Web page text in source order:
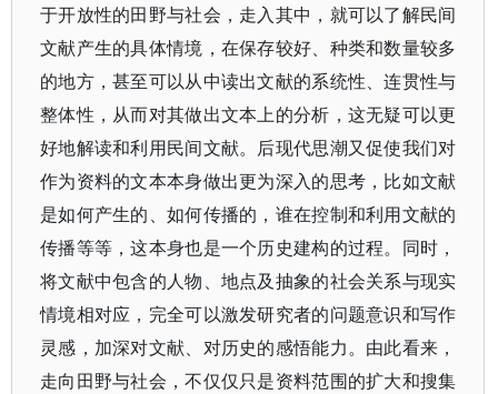
于开放性的田野与社会，走入其中，就可以了解民间
文献产生的具体情境，在保存较好、种类和数量较多
的地方，甚至可以从中读出文献的系统性、连贯性与
整体性，从而对其做出文本上的分析，这无疑可以更
好地解读和利用民间文献。后现代思潮又促使我们对
作为资料的文本本身做出更为深入的思考，比如文献
是如何产生的、如何传播的，谁在控制和利用文献的
传播等等，这本身也是一个历史建构的过程。同时，
将文献中包含的人物、地点及抽象的社会关系与现实
情境相对应，完全可以激发研究者的问题意识和写作
灵感，加深对文献、对历史的感悟能力。由此看来，
走向田野与社会，不仅仅只是资料范围的扩大和搜集